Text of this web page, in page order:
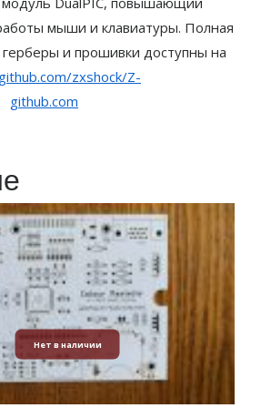
мыши и клавиатуры. Полная
и прошивки доступны на
zxshock/Z-
github.com
Нет в наличии